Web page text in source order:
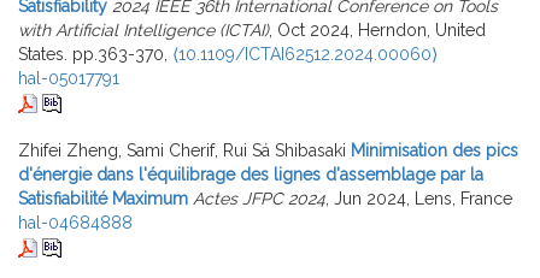
Satisfiability 2024 IEEE 36th International Conference on Tools
with Artificial Intelligence (ICTAI), Oct 2024, Herndon, United
States. pp.363-370, ⟨10.1109/ICTAI62512.2024.00060⟩
hal-05017791
Zhifei Zheng, Sami Cherif, Rui Sá Shibasaki Minimisation des pics
d'énergie dans l'équilibrage des lignes d'assemblage par la
Satisfiabilité Maximum Actes JFPC 2024 , Jun 2024, Lens, France
hal-04684888